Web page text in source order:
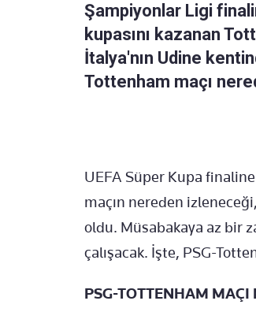
Şampiyonlar Ligi
kupasını kazanan
İtalya'nın Udine
Tottenham maçı
UEFA Süper Kupa
maçın nereden
oldu. Müsabakaya az bir
çalışacak. İşte, PSG-
PSG-TOTTENHAM